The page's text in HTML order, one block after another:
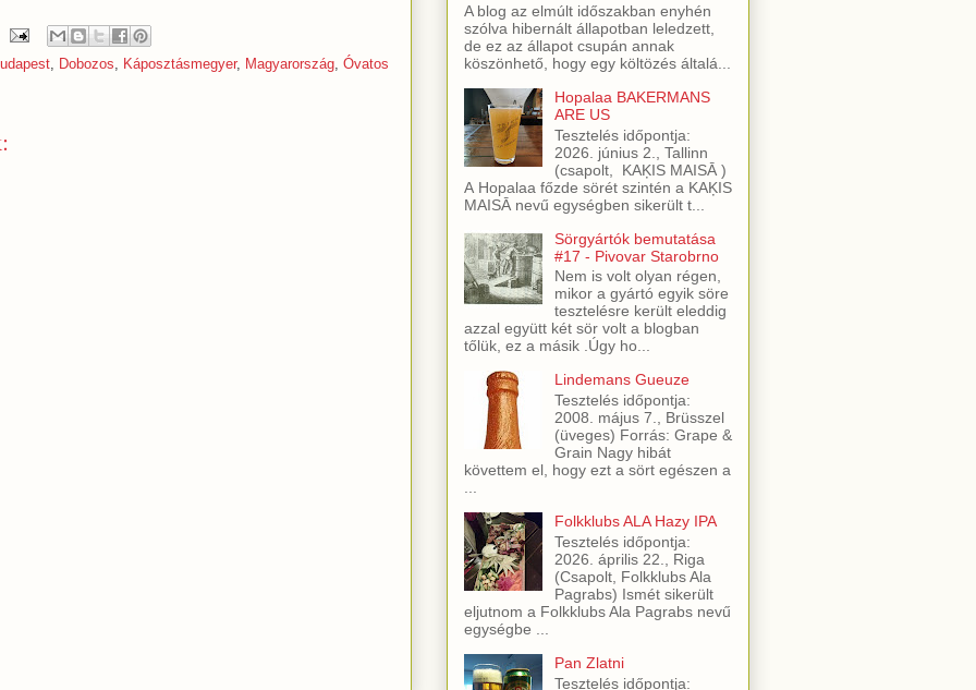
, Dobozos, Káposztásmegyer, Magyarország, Óvatos
A blog az elmúlt időszakban enyhén
szólva hibernált állapotban leledzett,
de ez az állapot csupán annak
köszönhető, hogy egy költözés általá...
Hopalaa BAKERMANS
ARE US
Tesztelés időpontja:
2026. június 2., Tallinn
(csapolt, KAĶIS MAISĀ )
A Hopalaa főzde sörét szintén a KAĶIS
MAISĀ nevű egységben sikerült t...
Sörgyártók bemutatása
#17 - Pivovar Starobrno
Nem is volt olyan régen,
mikor a gyártó egyik söre
tesztelésre került eleddig
azzal együtt két sör volt a blogban
tőlük, ez a másik .Úgy ho...
Lindemans Gueuze
Tesztelés időpontja:
2008. május 7., Brüsszel
(üveges) Forrás: Grape &
Grain Nagy hibát
követtem el, hogy ezt a sört egészen a
Folkklubs ALA Hazy IPA
Tesztelés időpontja:
2026. április 22., Riga
(Csapolt, Folkklubs Ala
Pagrabs) Ismét sikerült
eljutnom a Folkklubs Ala Pagrabs nevű
egységbe ...
Pan Zlatni
Tesztelés időpontja: